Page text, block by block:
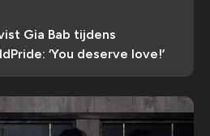
Gia Bab tijdens
‘You deserve love!’